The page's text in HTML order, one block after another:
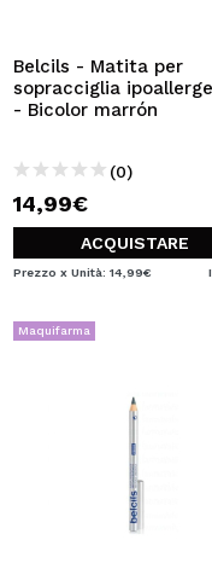
Creando un account
acquisti
consultare le tue
Belcils - Matita per
sopracciglia
- Bicolor marrón
(0)
14,99€
ACQUISTARE
Prezzo x Unità: 14,99€
Maquifarma